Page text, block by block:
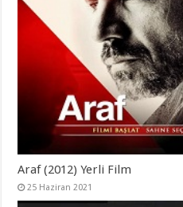
Araf (2012) Yerli Film
25 Haziran 2021